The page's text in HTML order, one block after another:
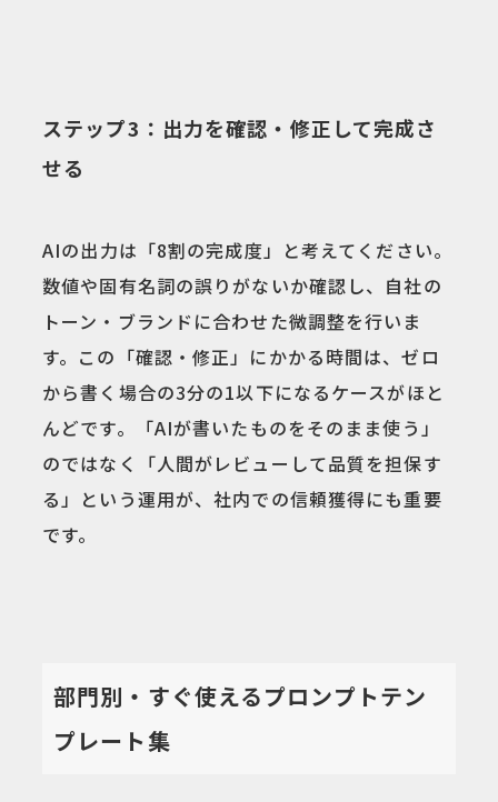
ステップ3：出力を確認・修正して完成さ
せる
AIの出力は「8割の完成度」と考えてください。
数値や固有名詞の誤りがないか確認し、自社の
トーン・ブランドに合わせた微調整を行いま
す。この「確認・修正」にかかる時間は、ゼロ
から書く場合の3分の1以下になるケースがほと
んどです。「AIが書いたものをそのまま使う」
のではなく「人間がレビューして品質を担保す
る」という運用が、社内での信頼獲得にも重要
です。
部門別・すぐ使えるプロンプトテン
プレート集